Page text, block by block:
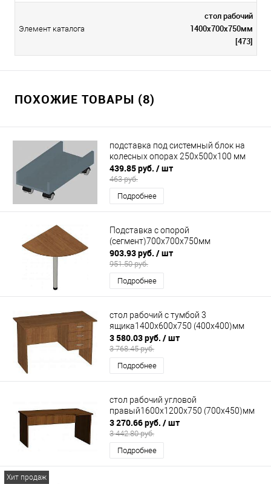
Элемент каталога
стол рабочий
1400х700х750мм
[473]
ПОХОЖИЕ ТОВАРЫ (8)
подставка под системный блок на
колесных опорах 250х500х100 мм
439.85 руб. / шт
463 руб.
Подробнее
Подставка с опорой
(сегмент)700х700х750мм
903.93 руб. / шт
951.50 руб.
Подробнее
стол рабочий с тумбой 3
ящика1400х600х750 (400х400)мм
3 580.03 руб. / шт
3 768.45 руб.
Подробнее
стол рабочий угловой
правый1600х1200х750 (700х450)мм
3 270.66 руб. / шт
3 442.80 руб.
Подробнее
Хит продаж